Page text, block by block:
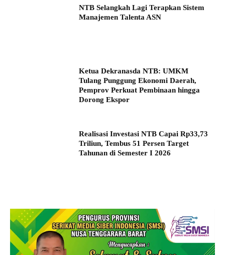
NTB Selangkah Lagi Terapkan Sistem
Manajemen Talenta ASN
Ketua Dekranasda NTB: UMKM
Tulang Punggung Ekonomi Daerah,
Pemprov Perkuat Pembinaan hingga
Dorong Ekspor
Realisasi Investasi NTB Capai Rp33,73
Triliun, Tembus 51 Persen Target
Tahunan di Semester I 2026